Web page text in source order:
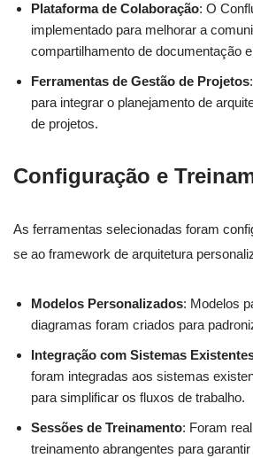
Plataforma de Colaboração: O
implementado para melhorar a
compartilhamento de documentação
Ferramentas de Gestão de Projetos
para integrar o planejamento de
de projetos.
Configuração e
As ferramentas selecionadas foram
se ao framework de arquitetura
Modelos Personalizados: Modelos
diagramas foram criados para
Integração com Sistemas
foram integradas aos sistemas
para simplificar os fluxos de trabalho.
Sessões de Treinamento: Foram
treinamento abrangentes para